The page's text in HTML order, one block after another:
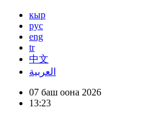
кыр
рус
eng
tr
中文
العربية
07 баш оона 2026
13:23